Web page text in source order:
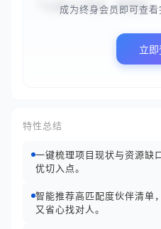
“{{在3个月内，将项目
成为终身会员即可查
立即
特性总结
一键梳理项目现状与资源缺
优切入点。
智能推荐高匹配度伙伴清单
又省心找对人。